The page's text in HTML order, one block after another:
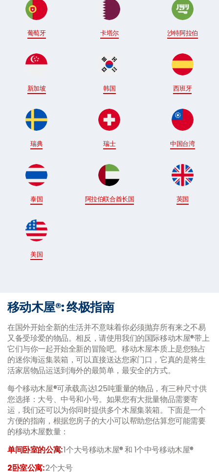
葡萄牙 卡塔尔 沙特阿拉伯
新加坡 韩国 西班牙
瑞典 瑞士 中国台湾
泰国 阿拉伯联合酋长国 英国
美国
移动木屋®: 终极指南
在国外开始全新的生活并不意味着你必须抛弃所有来之不易
又备受珍爱的物品。相反，请使用我们的国际移动木屋®带上
它们与你一起开始全新的冒险吧。移动木屋本质上是您独占
的迷你海运集装箱，可以直接送达您家门口，它真的是将生
活家居物品运送到海外的最简单，最安全的方式。
每个移动木屋®可承载高达1.25吨重量的物品，有三种尺寸供
您选择：大号、中号和小号。如果您有大批量物品需要寄
运，我们还可以为你同时提供多个木屋集装箱。下面是一个
方便的指南，根据您房子的大小可以帮助您估算您可能需要
的移动木屋数量：
单间卧室的公寓:1个大号移动木屋® 和 1个中号移动木屋®
2卧室公寓:2个大号